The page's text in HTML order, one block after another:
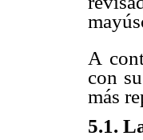
A
con
más
5.1.